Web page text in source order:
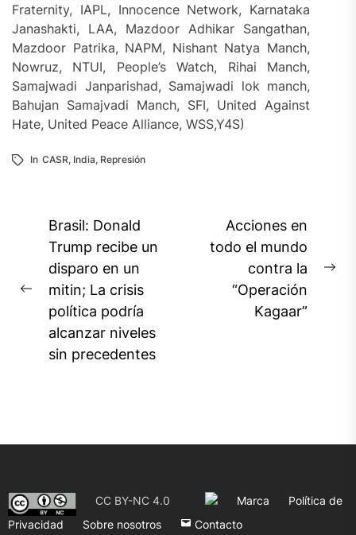
Fraternity, IAPL, Innocence Network, Karnataka
Janashakti, LAA, Mazdoor Adhikar Sangathan,
Mazdoor Patrika, NAPM, Nishant Natya Manch,
Nowruz, NTUI, People’s Watch, Rihai Manch,
Samajwadi Janparishad, Samajwadi lok manch,
Bahujan Samajvadi Manch, SFI, United Against
Hate, United Peace Alliance, WSS,Y4S)
In CASR, India, Represión
Navegación
entradas
Previous
post:
Brasil: Donald
Trump recibe un
disparo en un
mitin; La crisis
política podría
alcanzar niveles
sin precedentes
Acciones en
todo el mundo
contra la
“Operación
Kagaar”
CC BY-NC 4.0 Marca
Política de
Privacidad
Sobre nosotros Contacto